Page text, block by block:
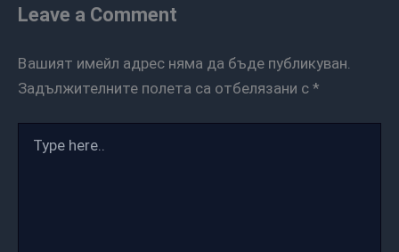
Leave a Comment
Вашият имейл адрес няма да бъде публикуван.
Задължителните полета са отбелязани с *
here..